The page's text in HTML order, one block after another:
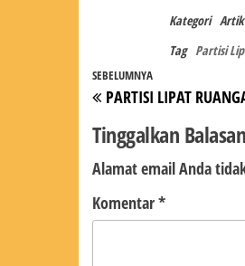
Kategori
Tag Partisi
Navigasi
pos
Pos
Sebelumnya
SEBELUMNYA
PARTISI LIPAT
Tinggalkan Balasan
Alamat email Anda
Komentar*